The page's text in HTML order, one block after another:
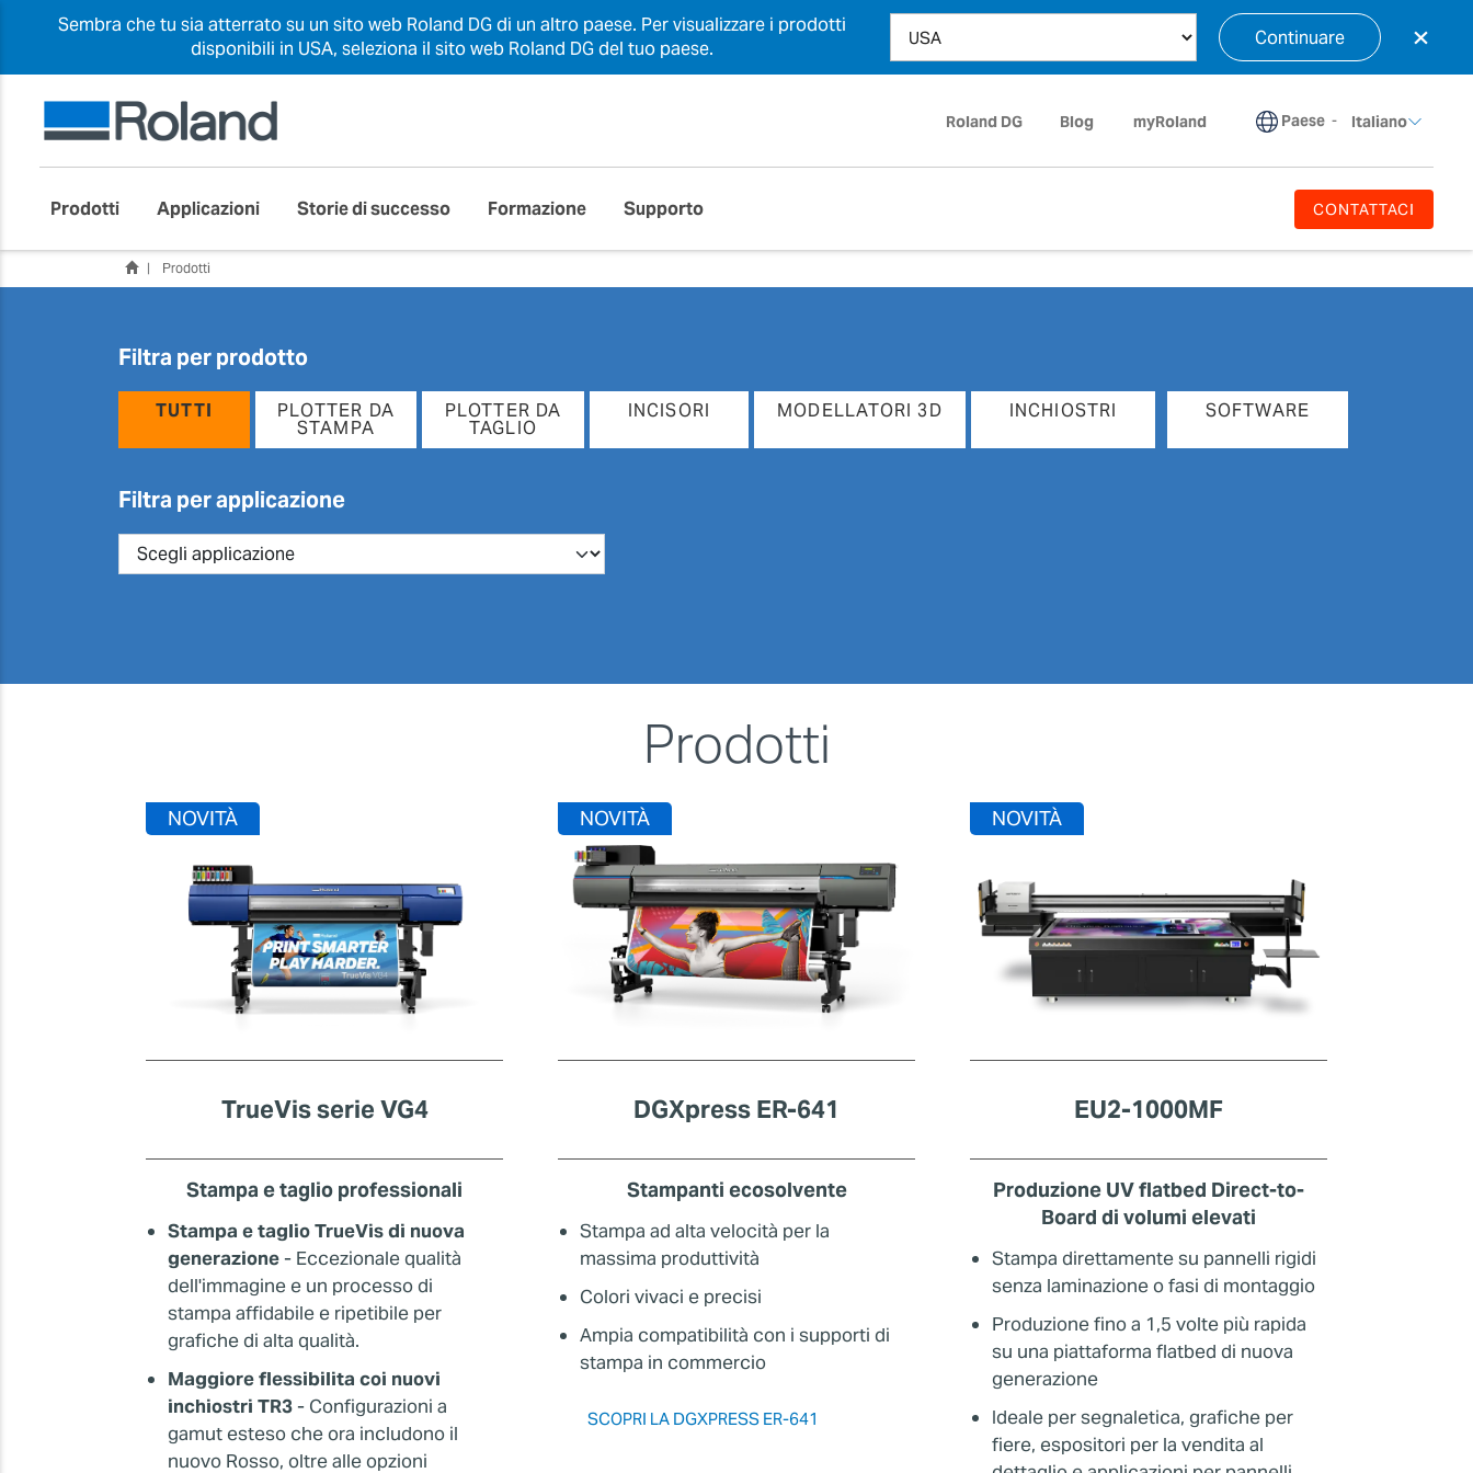
Sembra che tu sia atterrato su un sito web Roland DG di un altro paese. Per visualizzare i prodotti
disponibili in USA, seleziona il sito web Roland DG del tuo paese.
Continuare ×
Roland DG Blog myRoland Paese - Italiano
Prodotti Applicazioni Storie di successo Formazione Supporto CONTATTACI
Prodotti
Filtra per prodotto
TUTTI PLOTTER DA
STAMPA
PLOTTER DA
TAGLIO
INCISORI MODELLATORI 3D INCHIOSTRI SOFTWARE
Filtra per applicazione
Prodotti
TrueVis serie VG4
NOVITÀ
Stampa e taglio professionali
Stampa e taglio TrueVis di nuova
generazione- Eccezionale qualità
dell'immagine e un processo di
stampa affidabile e ripetibile per
grafiche di alta qualità.
Maggiore flessibilita coi nuovi
inchiostri TR3- Configurazioni a
gamut esteso che ora includono il
nuovo Rosso, oltre alle opzioni
DGXpress ER-641
NOVITÀ
Stampanti ecosolvente
Stampa ad alta velocità per la
massima produttività
Colori vivaci e precisi
Ampia compatibilità con i supporti di
stampa in commercio
SCOPRI LA DGXPRESS ER-641
EU2-1000MF
NOVITÀ
Produzione UV flatbed Direct-to-
Board di volumi elevati
Stampa direttamente su pannelli rigidi
senza laminazione o fasi di montaggio
Produzione fino a 1,5 volte più rapida
su una piattaforma flatbed di nuova
generazione
Ideale per segnaletica, grafiche per
fiere, espositori per la vendita al